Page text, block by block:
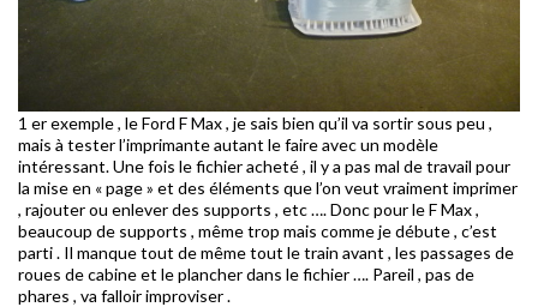
1 er exemple , le Ford F Max , je sais bien qu’il va sortir sous peu ,
mais à tester l’imprimante autant le faire avec un modèle
intéressant. Une fois le fichier acheté , il y a pas mal de travail pour
la mise en « page » et des éléments que l’on veut vraiment imprimer
, rajouter ou enlever des supports , etc …. Donc pour le F Max ,
beaucoup de supports , même trop mais comme je débute , c’est
parti . Il manque tout de même tout le train avant , les passages de
roues de cabine et le plancher dans le fichier …. Pareil , pas de
phares , va falloir improviser .